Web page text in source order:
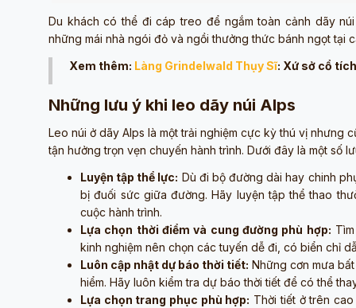
Du khách có thể đi cáp treo để ngắm toàn cảnh dãy
những mái nhà ngói đỏ và ngồi thưởng thức bánh ngọt tại
Xem thêm: Làng Grindelwald Thụy Sĩ: Xứ sở cổ
Những lưu ý khi leo dãy núi Alps
Leo núi ở dãy Alps là một trải nghiệm cực kỳ thú vị
tận hưởng trọn vẹn chuyến hành trình. Dưới đây là một số
Luyện tập thể lực: Dù đi bộ đường dài hay chinh
bị đuối sức giữa đường. Hãy luyện tập thể thao
cuộc hành trình.
Lựa chọn thời điểm và cung đường phù hợp:
kinh nghiệm nên chọn các tuyến dễ đi, có biển chỉ
Luôn cập nhật dự báo thời tiết: Những cơn mưa
hiểm. Hãy luôn kiểm tra dự báo thời tiết để có thể
Lựa chọn trang phục phù hợp: Thời tiết ở trên